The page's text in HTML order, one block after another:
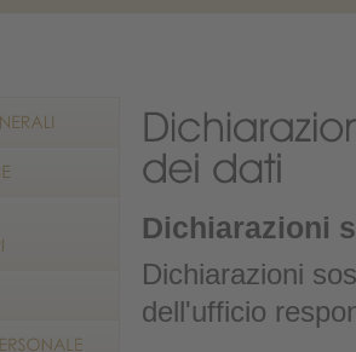
Dichiarazioni
Dichiarazioni
dell'ufficio